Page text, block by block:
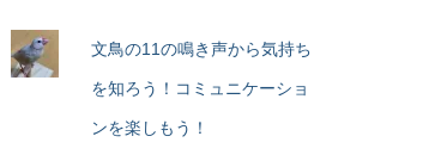
文鳥の11の鳴き声から気持ち
を知ろう！コミュニケーショ
ンを楽しもう！